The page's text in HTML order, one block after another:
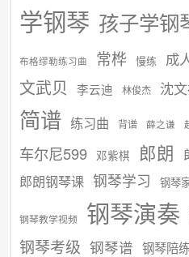
学钢琴 孩子学钢
布格缪勒练习曲 常桦 慢练 成
文武贝 李云迪 林俊杰 沈
简谱 练习曲 背谱 薛之谦
车尔尼599 邓紫棋 郎朗
郎朗钢琴课 钢琴学习 钢琴
钢琴教学视频 钢琴演奏
钢琴考级 钢琴谱 钢琴陪